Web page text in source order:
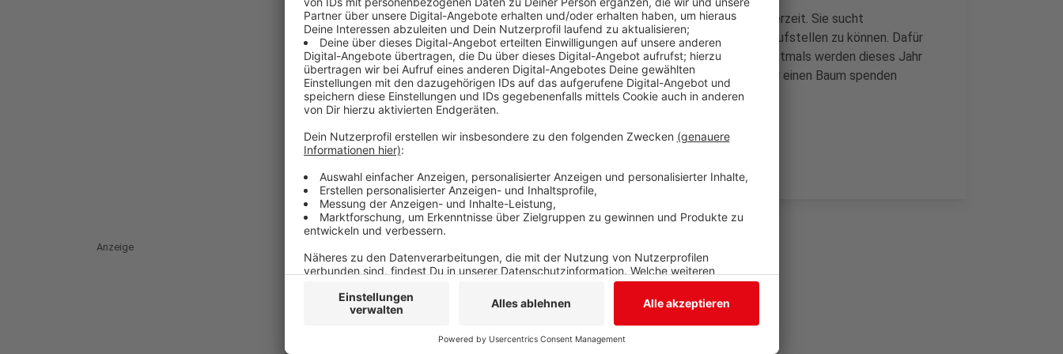
Noch ist Sommer, aber die Stadt Siegen plant schon für die Winterzeit. Sie sucht
Weihnachtsbäume, um sie an markanten Stellen im Stadtgebiet aufstellen zu können. Dafür
seien Baumspenden willkommen, heißt es von der Verwaltung. Erstmals werden dieses Jahr
auch Bäume aus den angrenzenden Gemeinden angenommen. Wer einen Baum spenden
möchte, kann sich bei der Stadt Siegen melden.
Anzeige